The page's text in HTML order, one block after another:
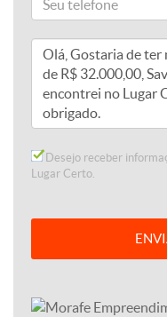
Desejo receber
Lugar Certo.